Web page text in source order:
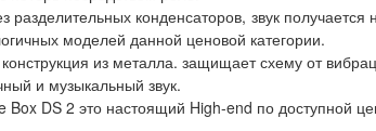
разделительных конденсаторов, звук
моделей данной ценовой категории.
из металла. защищает схему от
и музыкальный звук.
Box DS 2 это настоящий High-end по доступной